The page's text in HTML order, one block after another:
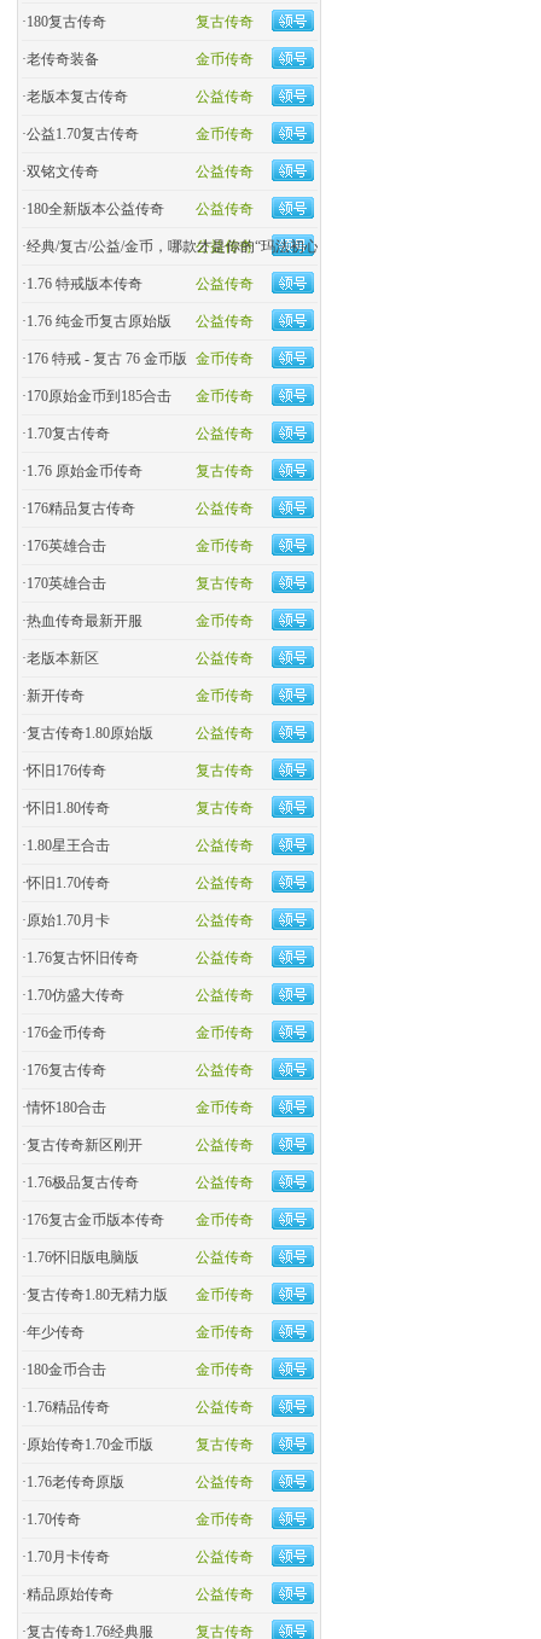
复古传奇
·180复古传奇
金币传奇
·老传奇装备
公益传奇
·老版本复古传奇
金币传奇
·公益1.70复古传奇
公益传奇
·双铭文传奇
公益传奇
·180全新版本公益传奇
公益传奇
·经典/复古/公益/金币，哪款才是你的“玛法初心
公益传奇
·1.76 特戒版本传奇
公益传奇
·1.76 纯金币复古原始版
金币传奇
·176 特戒 - 复古 76 金币版
金币传奇
·170原始金币到185合击
公益传奇
·​1.70复古传奇
复古传奇
·1.76 原始金币传奇
公益传奇
·176精品复古传奇
金币传奇
·176英雄合击
复古传奇
·170英雄合击
金币传奇
·热血传奇最新开服
公益传奇
·老版本新区
金币传奇
·新开传奇
公益传奇
·复古传奇1.80原始版
复古传奇
·怀旧176传奇
复古传奇
·怀旧1.80传奇
公益传奇
·1.80星王合击
公益传奇
·怀旧1.70传奇
公益传奇
·原始1.70月卡
公益传奇
·1.76复古怀旧传奇
公益传奇
·1.70仿盛大传奇
金币传奇
·176金币传奇
公益传奇
·176复古传奇
金币传奇
·情怀180合击
公益传奇
·复古传奇新区刚开
公益传奇
·1.76极品复古传奇
金币传奇
·176复古金币版本传奇
公益传奇
·1.76怀旧版电脑版
金币传奇
·复古传奇1.80无精力版
金币传奇
·年少传奇
金币传奇
·180金币合击
公益传奇
·​1.76精品传奇
复古传奇
·原始传奇1.70金币版
公益传奇
·1.76老传奇原版
金币传奇
·1.70传奇
公益传奇
·1.70月卡传奇
公益传奇
·精品原始传奇
复古传奇
·复古传奇1.76经典服